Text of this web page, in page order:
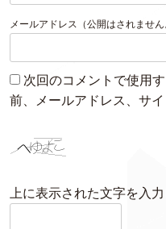
メールアドレス（公開はされません
次回のコメントで使用
前、メールアドレス、サイ
上に表示された文字を入